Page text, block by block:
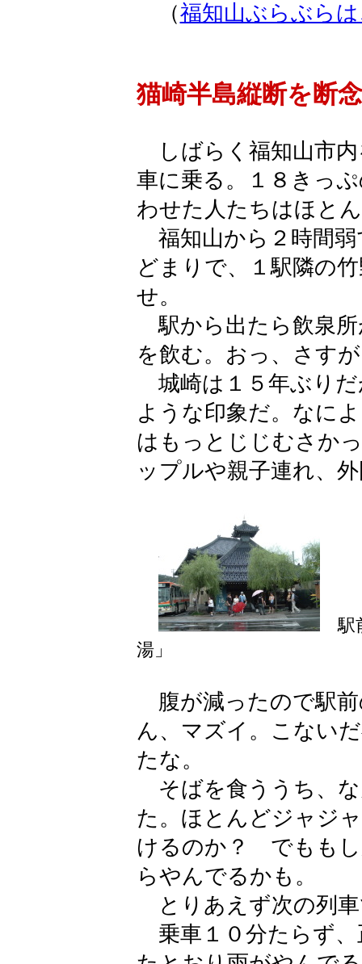
（福知山ぶらぶら
猫崎半島縦断を断念
しばらく福知山市内
車に乗る。１８きっ
わせた人たちはほと
福知山から２時間弱
どまりで、１駅隣の
せ。
駅から出たら飲泉所
を飲む。おっ、さす
城崎は１５年ぶり
ような印象だ。なに
はもっとじじむさか
ップルや親子連れ、
駅
湯」
腹が減ったので駅
ん、マズイ。こない
たな。
そばを食ううち、
た。ほとんどジャジ
けるのか？ でももし
らやんでるかも。
とりあえず次の列車
乗車１０分たらず、